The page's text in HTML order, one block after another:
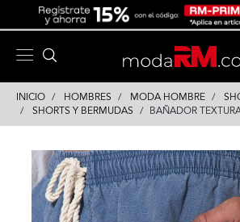
INICIO HOMBRES MODA HOMBRE
SHORTS Y BERMUDAS
BAÑADOR